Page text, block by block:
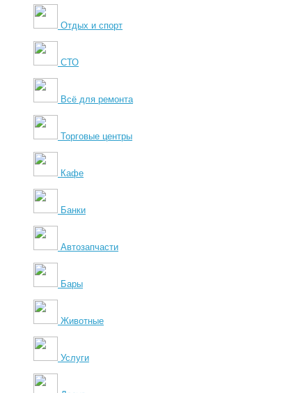
Отдых и спорт
СТО
Всё для ремонта
Торговые центры
Кафе
Банки
Автозапчасти
Бары
Животные
Услуги